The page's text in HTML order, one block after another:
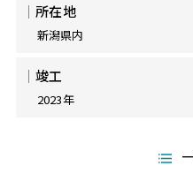
所在地
新潟県内
竣工
2023年